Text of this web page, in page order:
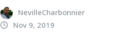
NevilleCharbonnier
Nov 9, 2019